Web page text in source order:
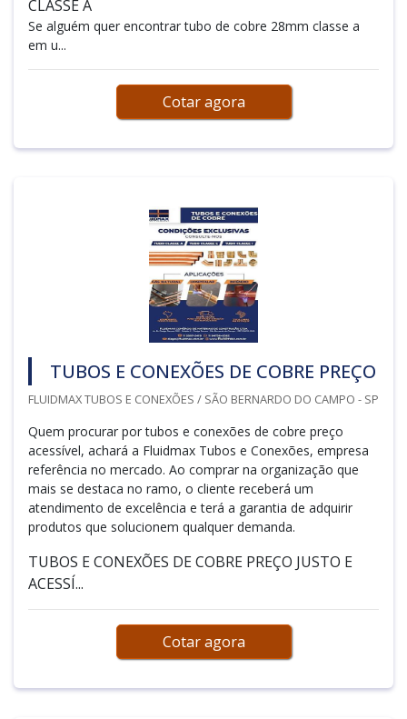
CLASSE A
Se alguém quer encontrar tubo de cobre 28mm classe a
em u...
Cotar agora
TUBOS E CONEXÕES DE COBRE PREÇO
FLUIDMAX TUBOS E CONEXÕES / SÃO BERNARDO DO CAMPO - SP
Quem procurar por tubos e conexões de cobre preço
acessível, achará a Fluidmax Tubos e Conexões, empresa
referência no mercado. Ao comprar na organização que
mais se destaca no ramo, o cliente receberá um
atendimento de excelência e terá a garantia de adquirir
produtos que solucionem qualquer demanda.
TUBOS E CONEXÕES DE COBRE PREÇO JUSTO E
ACESSÍ...
Cotar agora